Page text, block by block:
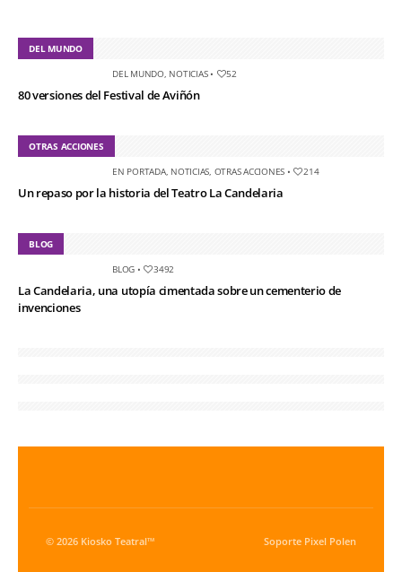
DEL MUNDO
DEL MUNDO, NOTICIAS• 52
80 versiones del Festival de Aviñón
OTRAS ACCIONES
EN PORTADA, NOTICIAS OTRAS ACCIONES • 214
Un repaso por la historia del Teatro La Candelaria
BLOG
BLOG • 3492
La Candelaria, una utopía cimentada sobre un cementerio de
invenciones
© 2026 Kiosko Teatral™ Soporte Pixel Polen